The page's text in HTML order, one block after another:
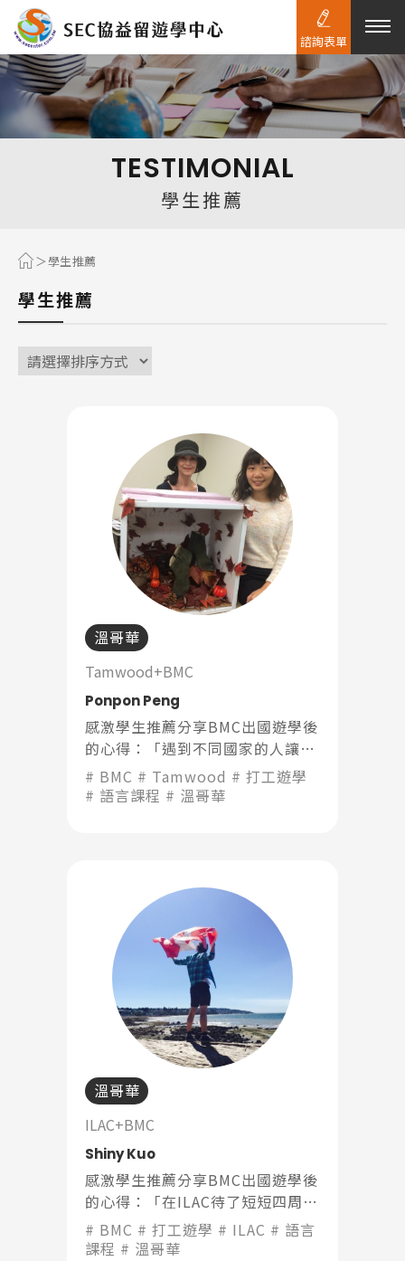
熱門搜尋：
TESTIMONIAL
學生推薦
學生推薦
學生推薦
溫哥華
Tamwood+BMC
Ponpon Peng
感激學生推薦分享BMC出國遊學後
的心得：「遇到不同國家的人讓你
藉由言談不僅學到英文也學到文
化，也不會因為你英文講不好而歧
BMC Tamwood
打工遊學
語言課程
溫哥華
溫哥華
ILAC+BMC
Shiny Kuo
感激學生推薦分享BMC出國遊學後
的心得：「在ILAC待了短短四周,
對於老師教授的課程我覺得非常活
潑生動, 我的同學們也都很熱情並
BMC 打工遊學 ILAC
語言
課程
溫哥華
諮詢表單